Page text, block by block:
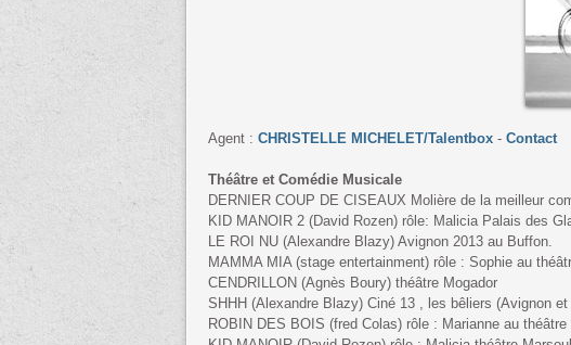
Agent : CHRISTELLE MICHELET/Talentbox - Contact
Théâtre et Comédie Musicale
DERNIER COUP DE CISEAUX Molière de la meilleur
KID MANOIR 2 (David Rozen) rôle: Malicia Palais des
LE ROI NU (Alexandre Blazy) Avignon 2013 au Buffon.
MAMMA MIA (stage entertainment) rôle : Sophie au
CENDRILLON (Agnès Boury) théâtre Mogador
SHHH (Alexandre Blazy) Ciné 13 , les bêliers (Avignon
ROBIN DES BOIS (fred Colas) rôle : Marianne au théâtre